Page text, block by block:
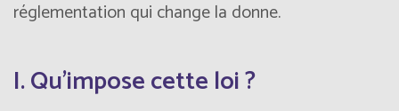
réglementation qui change la donne.
I. Qu’impose cette loi ?